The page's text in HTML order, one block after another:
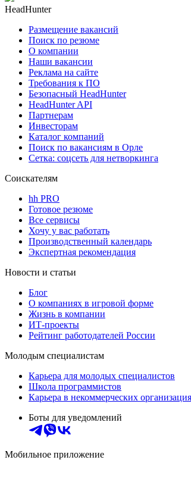
HeadHunter
Размещение вакансий
Поиск по резюме
О компании
Наши вакансии
Реклама на сайте
Требования к ПО
Безопасный HeadHunter
HeadHunter API
Партнерам
Инвесторам
Каталог компаний
Поиск по вакансиям в Орле
Сетка: соцсеть для нетворкинга
Соискателям
hh PRO
Готовое резюме
Все сервисы
Хочу у вас работать
Производственный календарь
Экспертная рекомендация
Новости и статьи
Блог
О компаниях в игровой форме
Жизнь в компании
ИТ-проекты
Рейтинг работодателей России
Молодым специалистам
Карьера для молодых специалистов
Школа программистов
Карьера в некоммерческих
Боты для уведомлений
Мобильное приложение